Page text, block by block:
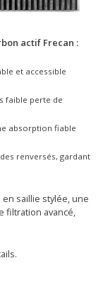
actif Frecan :
et accessible
faible perte de
absorption fiable
renversés, gardant
saillie stylée, une
filtration avancé,